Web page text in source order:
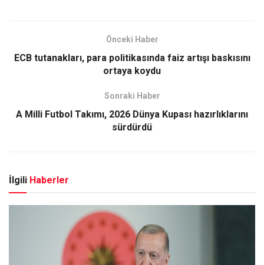
Önceki Haber
ECB tutanakları, para politikasında faiz artışı baskısını
ortaya koydu
Sonraki Haber
A Milli Futbol Takımı, 2026 Dünya Kupası hazırlıklarını
sürdürdü
İlgili Haberler